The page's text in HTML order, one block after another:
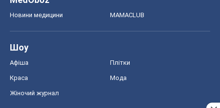
Новини медицини MAMACLUB
Шоу
Афіша Плітки
Краса Мода
Жіночий журнал